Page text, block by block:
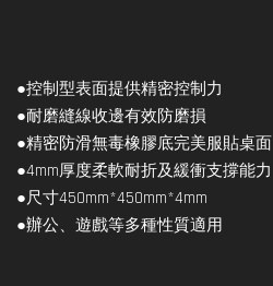
●控制型表面提供精密控制力
●耐磨縫線收邊有效防磨損
●精密防滑無毒橡膠底完美服貼桌面
●4mm厚度柔軟耐折及緩衝支撐能力
●尺寸450mm*450mm*4mm
●辦公、遊戲等多種性質適用